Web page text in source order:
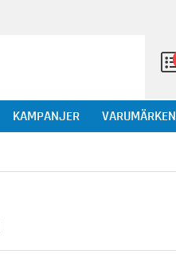
KAMPANJER VARUMÄRKEN